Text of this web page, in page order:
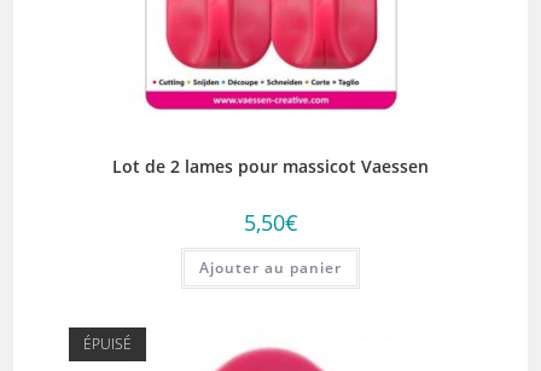
Lot de 2 lames pour massicot Vaessen
5,50€
Ajouter au panier
ÉPUISÉ